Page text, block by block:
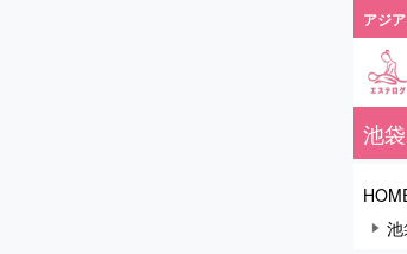
アジ
池
池